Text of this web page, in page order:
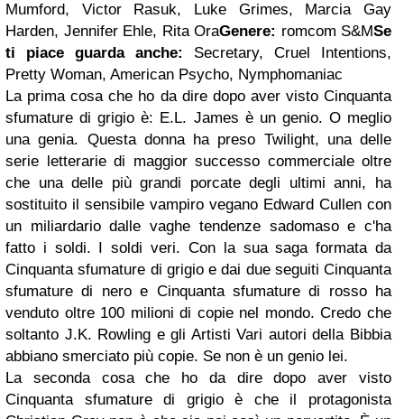
Mumford, Victor Rasuk, Luke Grimes, Marcia Gay
Harden, Jennifer Ehle, Rita OraGenere: romcom S&MSe
ti piace guarda anche: Secretary, Cruel Intentions,
Pretty Woman, American Psycho, Nymphomaniac
La prima cosa che ho da dire dopo aver visto Cinquanta
sfumature di grigio è: E.L. James è un genio. O meglio
una genia. Questa donna ha preso Twilight, una delle
serie letterarie di maggior successo commerciale oltre
che una delle più grandi porcate degli ultimi anni, ha
sostituito il sensibile vampiro vegano Edward Cullen con
un miliardario dalle vaghe tendenze sadomaso e c'ha
fatto i soldi. I soldi veri. Con la sua saga formata da
Cinquanta sfumature di grigio e dai due seguiti Cinquanta
sfumature di nero e Cinquanta sfumature di rosso ha
venduto oltre 100 milioni di copie nel mondo. Credo che
soltanto J.K. Rowling e gli Artisti Vari autori della Bibbia
abbiano smerciato più copie. Se non è un genio lei.
La seconda cosa che ho da dire dopo aver visto
Cinquanta sfumature di grigio è che il protagonista